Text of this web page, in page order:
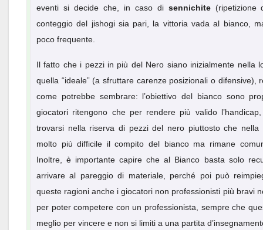
eventi si decide che, in caso di sennichite(ripetizione
conteggio del jishogi sia pari, la vittoria vada al bianco,
poco frequente.
Il fatto che i pezzi in più del Nero siano inizialmente nella
quella “ideale” (a sfruttare carenze posizionali o difensive),
come potrebbe sembrare: l’obiettivo del bianco sono
giocatori ritengono che per rendere più valido
trovarsi nella riserva di pezzi del nero piuttosto che nella
molto più difficile il compito del bianco ma rimane
Inoltre, è importante capire che al Bianco basta solo
arrivare al pareggio di materiale, perché poi può
queste ragioni anche i giocatori non professionisti più bravi
per poter competere con un professionista, sempre che
meglio per vincere e non si limiti a una partita